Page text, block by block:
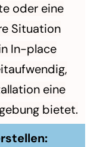
oder eine
Situation
In-place
eine
bietet.